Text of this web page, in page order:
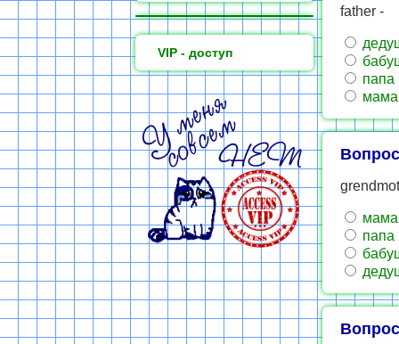
VIP - доступ
father -
папа
мама
мама
папа